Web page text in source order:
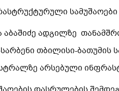
აბაშიძე ადგილზე
თბილისი-ბათუმის
არსებული